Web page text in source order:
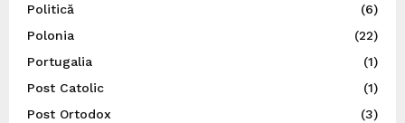
Politică
(6)
Polonia
(22)
Portugalia
(1)
Post Catolic
(1)
Post Ortodox
(3)